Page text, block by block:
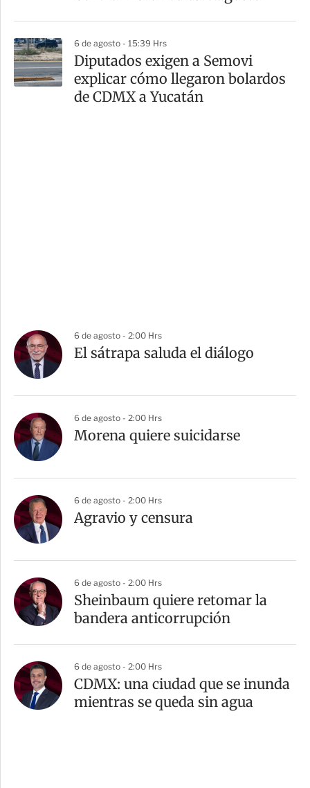
6 de agosto - 15:39 Hrs
Diputados exigen a Semovi
explicar cómo llegaron bolardos
de CDMX a Yucatán
6 de agosto - 2:00 Hrs
El sátrapa saluda el diálogo
6 de agosto - 2:00 Hrs
Morena quiere suicidarse
6 de agosto - 2:00 Hrs
Agravio y censura
6 de agosto - 2:00 Hrs
Sheinbaum quiere retomar la
bandera anticorrupción
6 de agosto - 2:00 Hrs
CDMX: una ciudad que se inunda
mientras se queda sin agua